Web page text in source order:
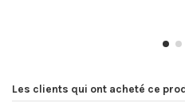
Les clients qui ont acheté ce